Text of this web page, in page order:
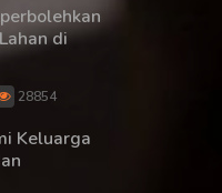
di
28854
Keluarga